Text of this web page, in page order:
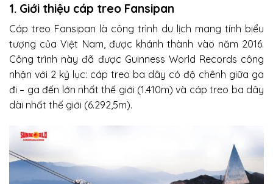
1. Giới thiệu cáp treo Fansipan
Cáp treo Fansipan là công trình du lịch mang tính biểu
tượng của Việt Nam, được khánh thành vào năm 2016.
Công trình này đã được Guinness World Records công
nhận với 2 kỷ lục: cáp treo ba dây có độ chênh giữa ga
đi – ga đến lớn nhất thế giới (1.410m) và cáp treo ba dây
dài nhất thế giới (6.292,5m).